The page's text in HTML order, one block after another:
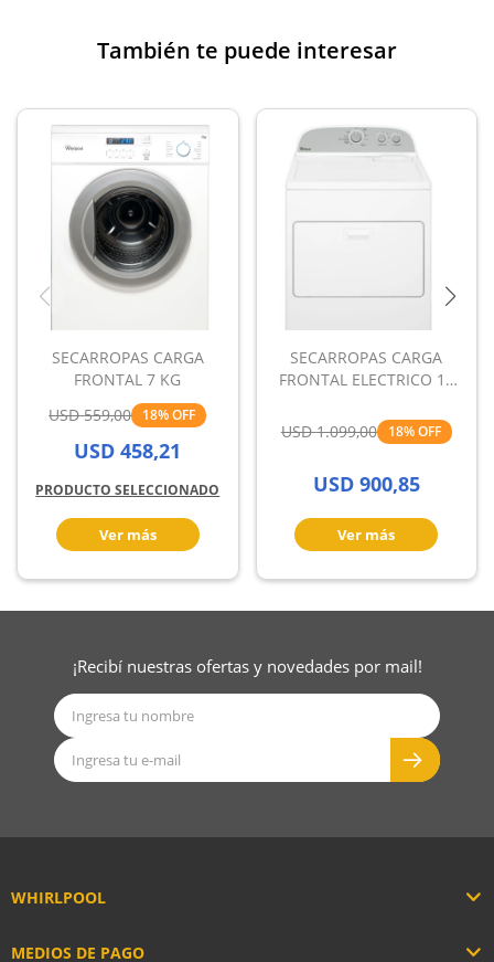
También te puede interesar
SECARROPAS CARGA
FRONTAL 7 KG
USD 559,00 18
USD 458,21
PRODUCTO SELECCIONADO
SECARROPAS CARGA
FRONTAL ELECTRICO 15
USD 1.099,00 18
USD 900,85
WHIRLPOOL
MEDIOS DE PAGO
¡Recibí nuestras ofertas y novedades por mail!